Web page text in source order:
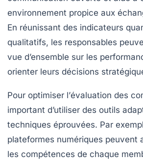
environnement propice aux
En réunissant des indicateurs
qualitatifs, les responsables
vue d’ensemble sur les
orienter leurs décisions
Pour optimiser l’évaluation des
important d’utiliser des outils
techniques éprouvées. Par
plateformes numériques peuvent
les compétences de chaque